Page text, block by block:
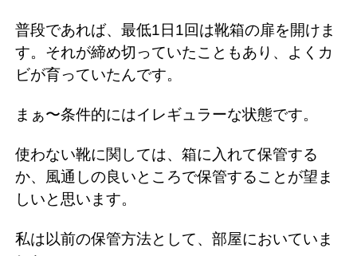
普段であれば、最低1日1回は靴箱の扉を開けま
す。それが締め切っていたこともあり、よくカ
ビが育っていたんです。
まぁ〜条件的にはイレギュラーな状態です。
使わない靴に関しては、箱に入れて保管する
か、風通しの良いところで保管することが望ま
しいと思います。
私は以前の保管方法として、部屋においていま